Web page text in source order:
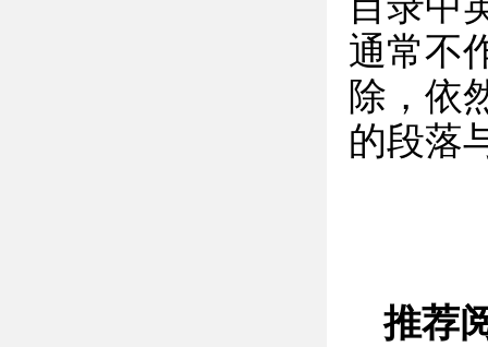
通常不
除，依
的段落
推荐